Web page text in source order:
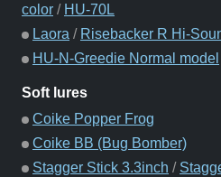
color / HU-70L
Laora / Risebacker R Hi-
HU-N-Greedie Normal model
Soft lures
Coike Popper Frog
Coike BB (Bug Bomber)
Stagger Stick 3.3inch /